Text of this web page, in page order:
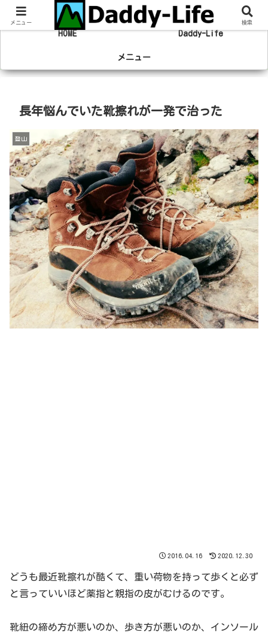
趣味の登山やマラソン、旅行の事を綴るブログ
HOME Daddy-Life
メニュー
長年悩んでいた靴擦れが一発で治った
登山
2016.04.16 2020.12.30
どうも最近靴擦れが酷くて、重い荷物を持って歩くと必ず
と言っていいほど薬指と親指の皮がむけるのです。
靴紐の締め方が悪いのか、歩き方が悪いのか、インソール
メニュー 検索